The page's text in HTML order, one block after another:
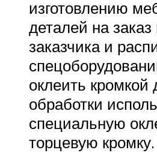
изготовлению
деталей на
заказчика и
оклеить кромкой
обработки
специальную
торцевую кромку.